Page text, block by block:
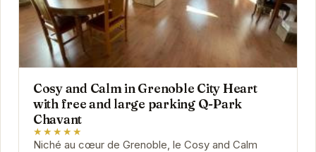
Cosy and Calm in Grenoble City Heart
with free and large parking Q-Park
Chavant
★★★★★
Niché au cœur de Grenoble, le Cosy and Calm